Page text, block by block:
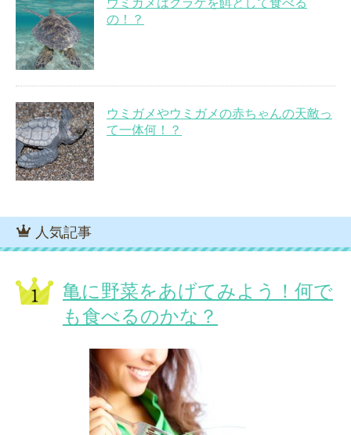
の！？
ウミガメやウミガメの赤ちゃんの天敵っ
て一体何！？
人気記事
亀に野菜をあげてみよう！何で
も食べるのかな？